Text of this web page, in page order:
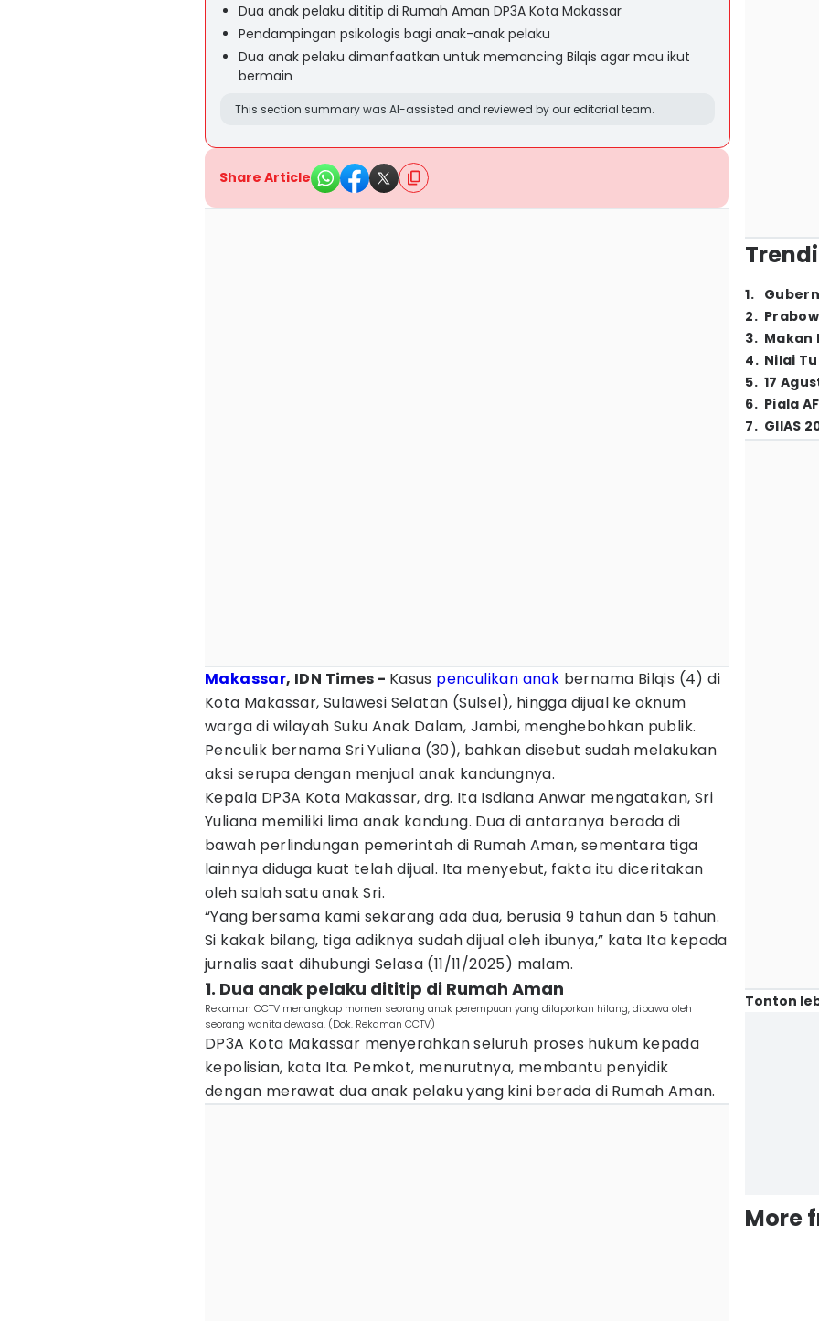
Dua anak pelaku dititip di Rumah Aman DP3A Kota Makassar
Pendampingan psikologis bagi anak-anak pelaku
Dua anak pelaku dimanfaatkan untuk memancing Bilqis agar mau ikut
bermain
This section summary was AI-assisted and reviewed by our editorial team.
Share Article
Makassar, IDN Times - Kasus penculikan anak bernama Bilqis (4) di
Kota Makassar, Sulawesi Selatan (Sulsel), hingga dijual ke oknum
warga di wilayah Suku Anak Dalam, Jambi, menghebohkan publik.
Penculik bernama Sri Yuliana (30), bahkan disebut sudah melakukan
aksi serupa dengan menjual anak kandungnya.
Kepala DP3A Kota Makassar, drg. Ita Isdiana Anwar mengatakan, Sri
Yuliana memiliki lima anak kandung. Dua di antaranya berada di
bawah perlindungan pemerintah di Rumah Aman, sementara tiga
lainnya diduga kuat telah dijual. Ita menyebut, fakta itu diceritakan
oleh salah satu anak Sri.
“Yang bersama kami sekarang ada dua, berusia 9 tahun dan 5 tahun.
Si kakak bilang, tiga adiknya sudah dijual oleh ibunya,” kata Ita kepada
jurnalis saat dihubungi Selasa (11/11/2025) malam.
1. Dua anak pelaku dititip di Rumah Aman
Rekaman CCTV menangkap momen seorang anak perempuan yang dilaporkan hilang, dibawa oleh
seorang wanita dewasa. (Dok. Rekaman CCTV)
DP3A Kota Makassar menyerahkan seluruh proses hukum kepada
kepolisian, kata Ita. Pemkot, menurutnya, membantu penyidik
dengan merawat dua anak pelaku yang kini berada di Rumah Aman.
1.
2.
3. Makan
4. Nilai
5. 17
6. Piala
7. GIIAS
Tonton
More